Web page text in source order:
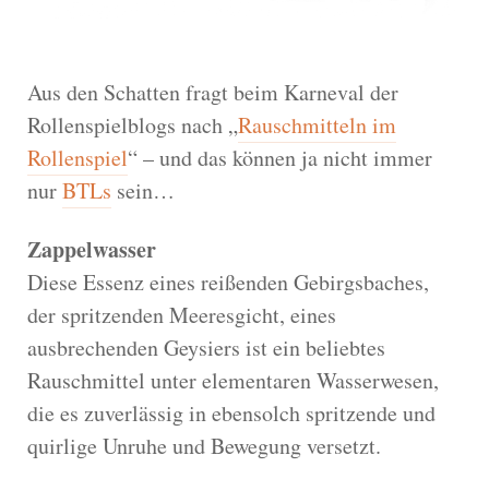
Aus den Schatten fragt beim Karneval der
Rollenspielblogs nach „Rauschmitteln im
Rollenspiel“ – und das können ja nicht immer
nurBTLs sein…
Zappelwasser
Diese Essenz eines reißenden Gebirgsbaches,
der spritzenden Meeresgicht, eines
ausbrechenden Geysiers ist ein beliebtes
Rauschmittel unter elementaren Wasserwesen,
die es zuverlässig in ebensolch spritzende und
quirlige Unruhe und Bewegung versetzt.